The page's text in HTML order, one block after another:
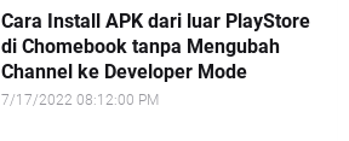
Cara Install APK dari luar PlayStore
di Chomebook tanpa Mengubah
Channel ke Developer Mode
7/17/2022 08:12:00 PM